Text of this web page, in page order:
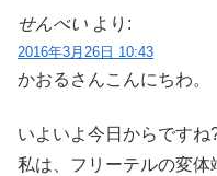
せんべい より:
2016年3月26日 10:43
かおるさんこんにちわ。
いよいよ今日からですね
私は、フリーテルの変体